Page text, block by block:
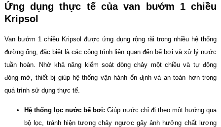
Ứng dụng thực tế của van bướm 1 chiều
Kripsol
Van bướm 1 chiều Kripsol được ứng dụng rộng rãi trong nhiều hệ thống
đường ống, đặc biệt là các công trình liên quan đến bể bơi và xử lý nước
tuần hoàn. Nhờ khả năng kiểm soát dòng chảy một chiều và tự động
đóng mở, thiết bị giúp hệ thống vận hành ổn định và an toàn hơn trong
quá trình sử dụng thực tế.
Hệ thống lọc nước bể bơi: Giúp nước chỉ đi theo một hướng qua
bộ lọc, tránh hiện tượng chảy ngược gây ảnh hưởng chất lượng